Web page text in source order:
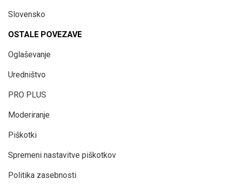
Slovensko
OSTALE POVEZAVE
Oglaševanje
Uredništvo
PRO PLUS
Moderiranje
Piškotki
Spremeni nastavitve piškotkov
Politika zasebnosti